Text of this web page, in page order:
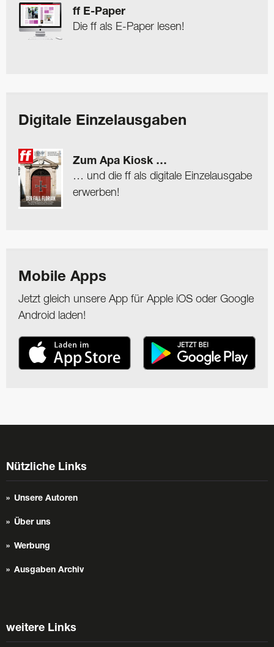
ff E-Paper
Die ff als E-Paper lesen!
Digitale Einzelausgaben
Zum Apa Kiosk …
… und die ff als digitale Einzelausgabe
erwerben!
Mobile Apps
Jetzt gleich unsere App für Apple iOS oder Google
Android laden!
Nützliche Links
Unsere Autoren
Über uns
Werbung
Ausgaben Archiv
weitere Links